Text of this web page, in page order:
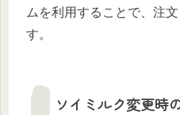
ムを利用することで、注
す。
ソイミルク変更時